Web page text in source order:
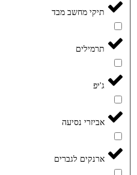
תיקי מחשב מבד
תרמילים
ג'יפ
אביזרי נסיעה
ארנקים לגברים